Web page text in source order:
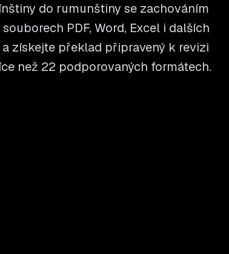
do rumunštiny se zachováním
PDF, Word, Excel i dalších
získejte překlad připravený k revizi
než 22 podporovaných formátech.